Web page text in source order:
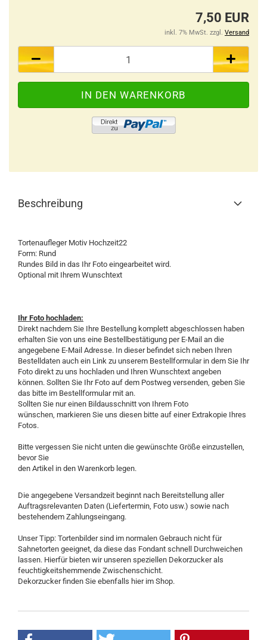
7,50 EUR
inkl. 7% MwSt. zzgl. Versand
Beschreibung
Tortenaufleger Motiv Hochzeit22
Form: Rund
Rundes Bild in das Ihr Foto eingearbeitet wird.
Optional mit Ihrem Wunschtext
Ihr Foto hochladen:
Direkt nachdem Sie Ihre Bestellung komplett abgeschlossen haben
erhalten Sie von uns eine Bestellbestätigung per E-Mail an die
angegebene E-Mail Adresse. In dieser befindet sich neben Ihren
Bestelldaten auch ein Link zu unserem Bestellformular in dem Sie Ihr
Foto direkt zu uns hochladen und Ihren Wunschtext angeben
können. Sollten Sie Ihr Foto auf dem Postweg versenden, geben Sie
das bitte im Bestellformular mit an.
Sollten Sie nur einen Bildausschnitt von Ihrem Foto
wünschen, markieren Sie uns diesen bitte auf einer Extrakopie Ihres
Fotos.
Bitte vergessen Sie nicht unten die gewünschte Größe einzustellen,
bevor Sie
den Artikel in den Warenkorb legen.
Die angegebene Versandzeit beginnt nach Bereitstellung aller
Auftragsrelevanten Daten (Liefertermin, Foto usw.) sowie nach
bestehendem Zahlungseingang.
Unser Tipp: Tortenbilder sind im normalen Gebrauch nicht für
Sahnetorten geeignet, da diese das Fondant schnell Durchweichen
lassen. Hierfür bieten wir unseren speziellen Dekorzucker als
feuchtigkeitshemmende Zwischenschicht.
Dekorzucker finden Sie ebenfalls hier im Shop.